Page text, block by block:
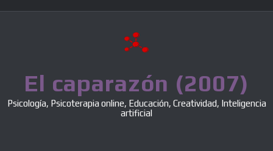
El caparazón (2007)
Psicología, Psicoterapia online, Educación, Creatividad, Inteligencia
artificial